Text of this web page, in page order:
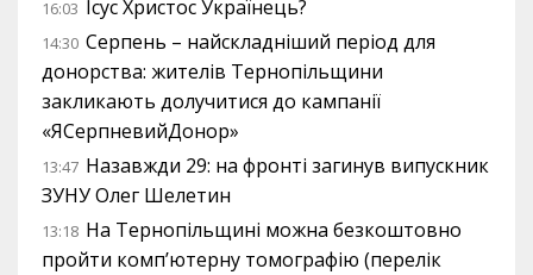
16:03 Ісус Христос Українець?
14:30 Серпень – найскладніший період для
донорства: жителів Тернопільщини
закликають долучитися до кампанії
«ЯСерпневийДонор»
13:47 Назавжди 29: на фронті загинув випускник
ЗУНУ Олег Шелетин
13:18 На Тернопільщині можна безкоштовно
пройти комп’ютерну томографію (перелік